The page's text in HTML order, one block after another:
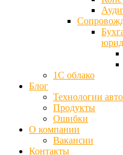
1С облако
Блог
Технологии
Продукты
Ошибки
О компании
Вакансии
Контакты